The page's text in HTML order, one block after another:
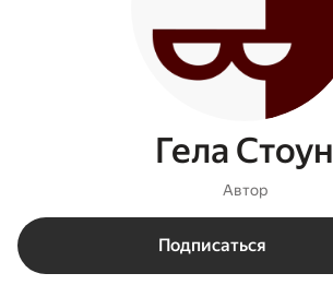
Гела Стоун
Автор
Подписаться